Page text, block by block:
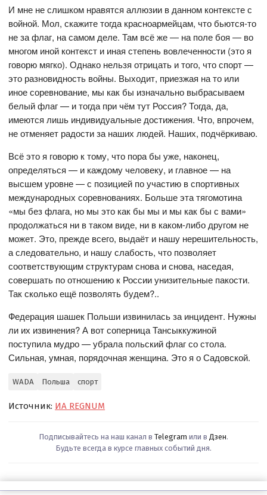
И мне не слишком нравятся аллюзии в данном контексте с
войной. Мол, скажите тогда красноармейцам, что бьются-то
не за флаг, на самом деле. Там всё же — на поле боя — во
многом иной контекст и иная степень вовлеченности (это я
говорю мягко). Однако нельзя отрицать и того, что спорт —
это разновидность войны. Выходит, приезжая на то или
иное соревнование, мы как бы изначально выбрасываем
белый флаг — и тогда при чём тут Россия? Тогда, да,
имеются лишь индивидуальные достижения. Что, впрочем,
не отменяет радости за наших людей. Наших, подчёркиваю.
Всё это я говорю к тому, что пора бы уже, наконец,
определяться — и каждому человеку, и главное — на
высшем уровне — с позицией по участию в спортивных
международных соревнованиях. Больше эта тягомотина
«мы без флага, но мы это как бы мы и мы как бы с вами»
продолжаться ни в таком виде, ни в каком-либо другом не
может. Это, прежде всего, выдаёт и нашу нерешительность,
а следовательно, и нашу слабость, что позволяет
соответствующим структурам снова и снова, наседая,
совершать по отношению к России унизительные пакости.
Так сколько ещё позволять будем?..
Федерация шашек Польши извинилась за инцидент. Нужны
ли их извинения? А вот соперница Тансыккужиной
поступила мудро — убрала польский флаг со стола.
Сильная, умная, порядочная женщина. Это я о Садовской.
WADA Польша спорт
Источник: ИА REGNUM
Подписывайтесь на наш канал в Telegram или в Дзен.
Будьте всегда в курсе главных событий дня.